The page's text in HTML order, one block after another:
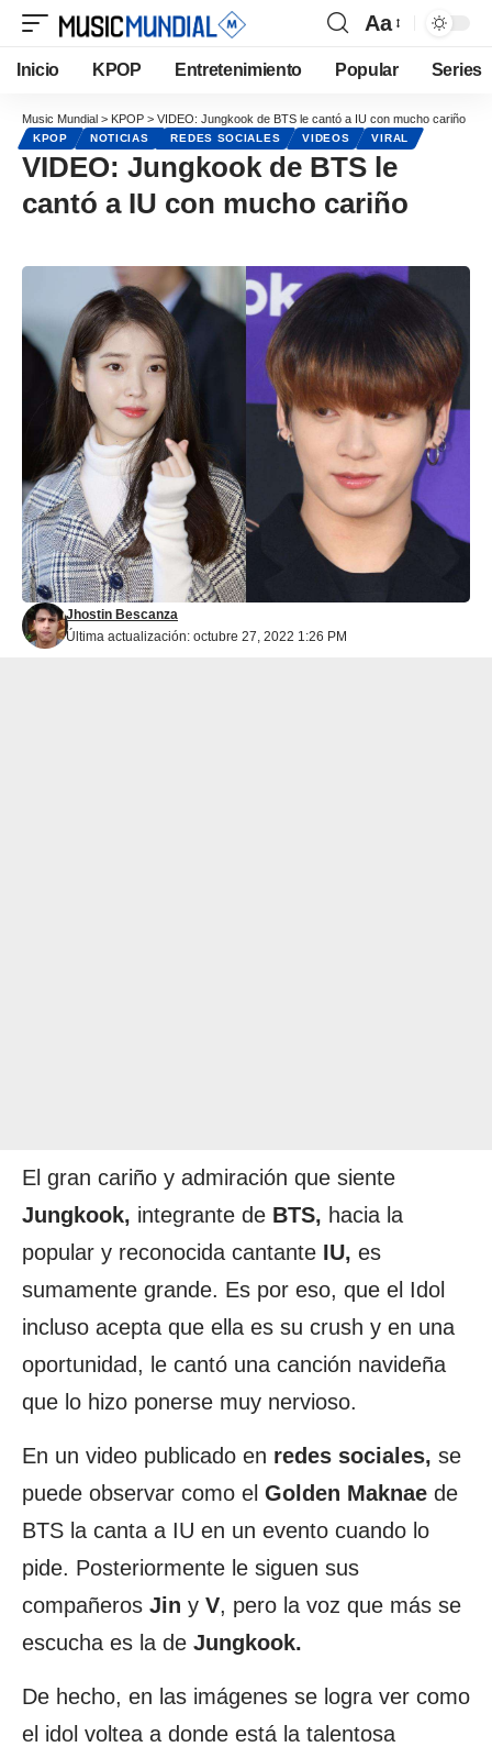
Aa
Inicio KPOP Entretenimiento Popular Series
Music Mundial > KPOP > VIDEO: Jungkook de BTS le cantó a IU con mucho cariño
KPOP NOTICIAS REDES SOCIALES VIDEOS VIRAL
VIDEO: Jungkook de BTS le
cantó a IU con mucho cariño
Última actualización: octubre 27, 2022 1:26 PM
Jhostin Bescanza
El gran cariño y admiración que siente
Jungkook, integrante de BTS, hacia la
popular y reconocida cantante IU, es
sumamente grande. Es por eso, que el Idol
incluso acepta que ella es su crush y en una
oportunidad, le cantó una canción navideña
que lo hizo ponerse muy nervioso.
En un video publicado en redes sociales, se
puede observar como el Golden Maknae de
BTS la canta a IU en un evento cuando lo
pide. Posteriormente le siguen sus
compañeros Jin y V, pero la voz que más se
escucha es la de Jungkook.
De hecho, en las imágenes se logra ver como
el idol voltea a donde está la talentosa